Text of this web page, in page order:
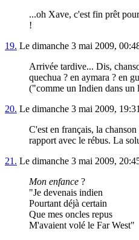
...oh Xave, c'est fin prêt
!
19. Le dimanche 3 mai 2009,
Arrivée tardive... Dis,
quechua ? en aymara ? en
("comme un Indien dans un
20. Le dimanche 3 mai 2009,
C'est en français, la
rapport avec le rébus. La
21. Le dimanche 3 mai 2009,
Mon enfance ?
"Je devenais indien
Pourtant déjà certain
Que mes oncles repus
M'avaient volé le Far West"